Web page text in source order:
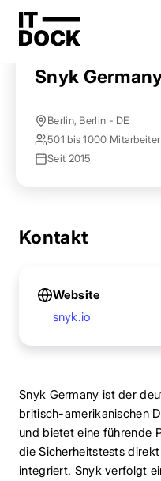
Startseite Anbieter finden
Snyk
Berlin, Berlin - DE
501 bis 1000 Mitarbeiter
Seit 2015
Kontakt
Website
snyk.io
Snyk Germany ist der
britisch-amerikanischen
und bietet eine führende
die Sicherheitstests
integriert. Snyk verfolgt